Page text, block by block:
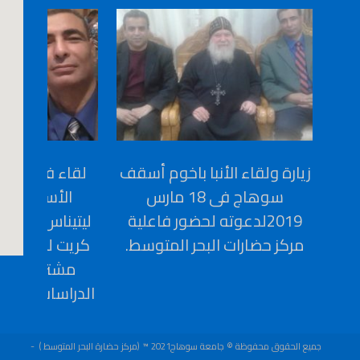
زيارة ولقاء الأنبا باخوم أسقف
سوهاج فى 18 مارس
2019لدعوته لحضور فاعلية
مركز حضارات البحر المتوسط.
الأستاذ
ليتيناس
كريت لعقد
مشترك بين
الدراسات
جميع الحقوق محفوظة © جامعة سوهاج2021 ™ (مركز حضارة البحر المتوسط )